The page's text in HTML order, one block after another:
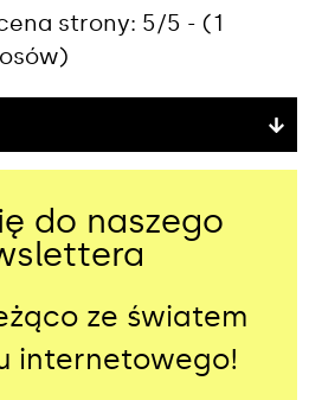
strony: 5/5 - (1
do naszego
ze światem
internetowego!